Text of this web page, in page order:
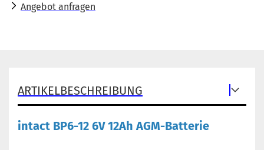
Angebot anfragen
ARTIKELBESCHREIBUNG
intact BP6-12 6V 12Ah AGM-Batterie